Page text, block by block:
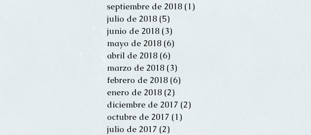
septiembre de 2018 (1)
julio de 2018 (5)
junio de 2018 (3)
mayo de 2018 (6)
abril de 2018 (6)
marzo de 2018 (3)
febrero de 2018 (6)
enero de 2018 (2)
diciembre de 2017 (2)
octubre de 2017 (1)
julio de 2017 (2)